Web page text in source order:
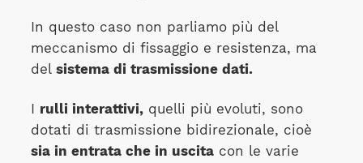
In questo caso non parliamo più del
meccanismo di fissaggio e resistenza, ma
del sistema di trasmissione dati.
I rulli interattivi,quelli più evoluti, sono
dotati di trasmissione bidirezionale, cioè
sia in entrata che in uscitacon le varie